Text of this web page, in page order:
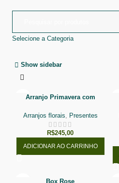
Selecione a Categoria
Show sidebar
Arranjo Primavera com
Arranjos florais, Presentes
R$245,00
ADICIONAR AO CARRINHO
Box Rose